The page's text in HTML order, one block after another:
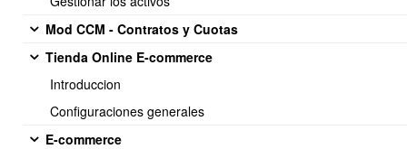
Mod CCM - Contratos y Cuotas
Tienda Online E-commerce
Introduccion
Configuraciones generales
E-commerce
Soporte:
E-mail: soporte@obuma.cl